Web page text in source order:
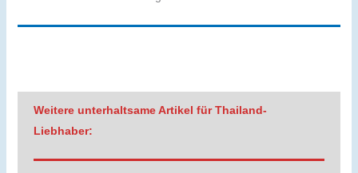
Weitere unterhaltsame Artikel für Thailand-
Liebhaber: